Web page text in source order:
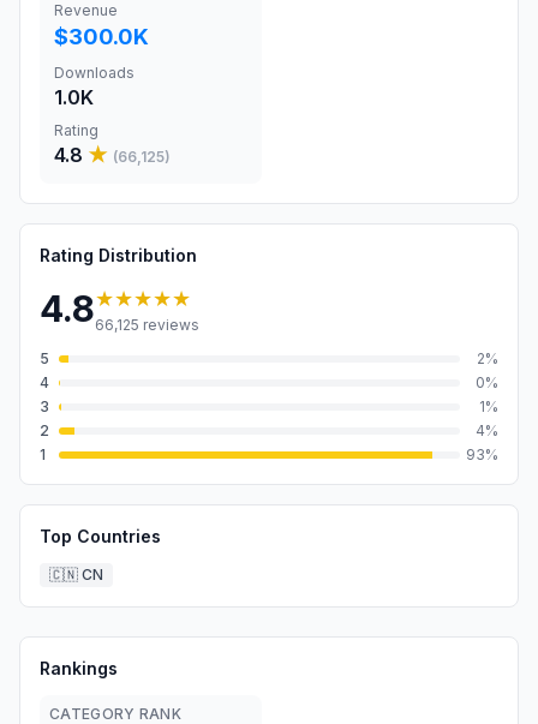
Revenue
$300.0K
Downloads
1.0K
Rating
4.8 ★ (66,125)
Rating Distribution
4.8★★★★★
66,125 reviews
5
2%
4
0%
3
1%
2
4%
1
93%
Top Countries
🇨🇳 CN
Rankings
CATEGORY RANK